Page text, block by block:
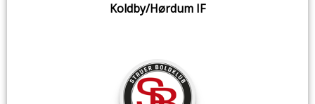
Koldby/Hørdum IF